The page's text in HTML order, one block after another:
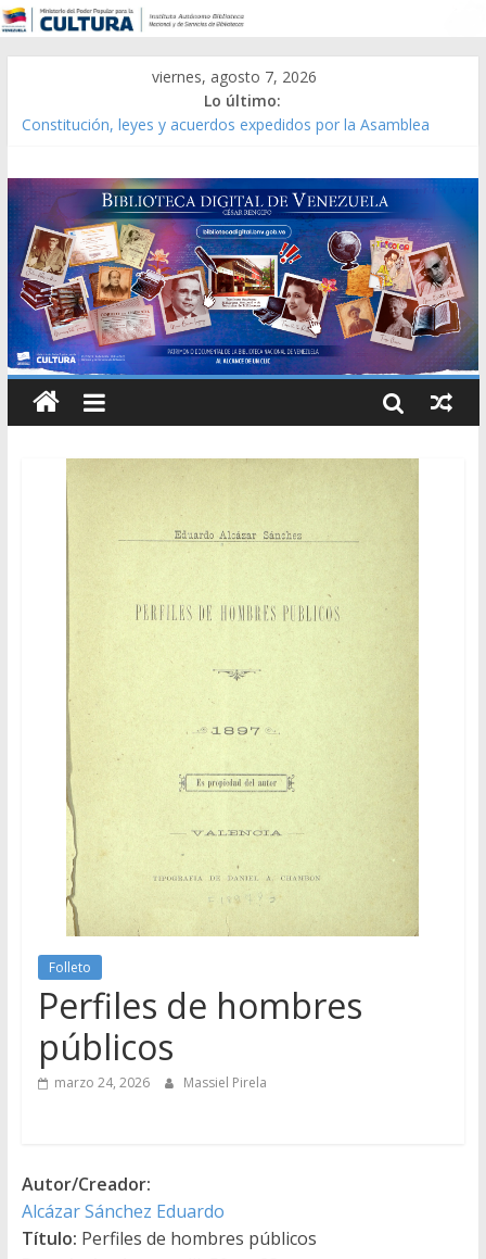
viernes, agosto 7, 2026
Lo último:
Constitución, leyes y acuerdos expedidos por la Asamblea
Modesta Bor Sánchez [material gráfico]
Gaceta Oficial de la República de Venezuela año CXXXIII Mes V,
Caracas 09 de marzo de 2006 N° 38.394
Catálogo temático de obras de Modesta Bor
Folleto
Perfiles de hombres
públicos
marzo 24, 2026 Massiel Pirela
Autor/Creador:
Alcázar Sánchez Eduardo
Título: Perfiles de hombres públicos